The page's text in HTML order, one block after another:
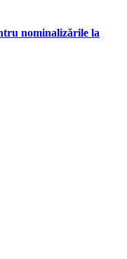
nominalizările la